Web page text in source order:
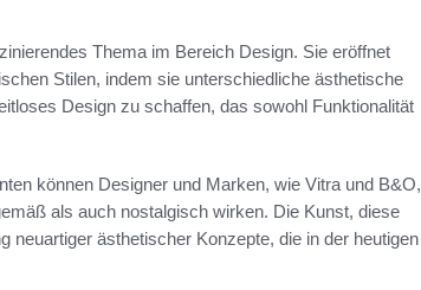
Thema im Bereich Design. Sie eröffnet
Stilen, indem sie unterschiedliche ästhetische
Design zu schaffen, das sowohl Funktionalität
können Designer und Marken, wie Vitra und B&O,
als auch nostalgisch wirken. Die Kunst, diese
neuartiger ästhetischer Konzepte, die in der heutigen